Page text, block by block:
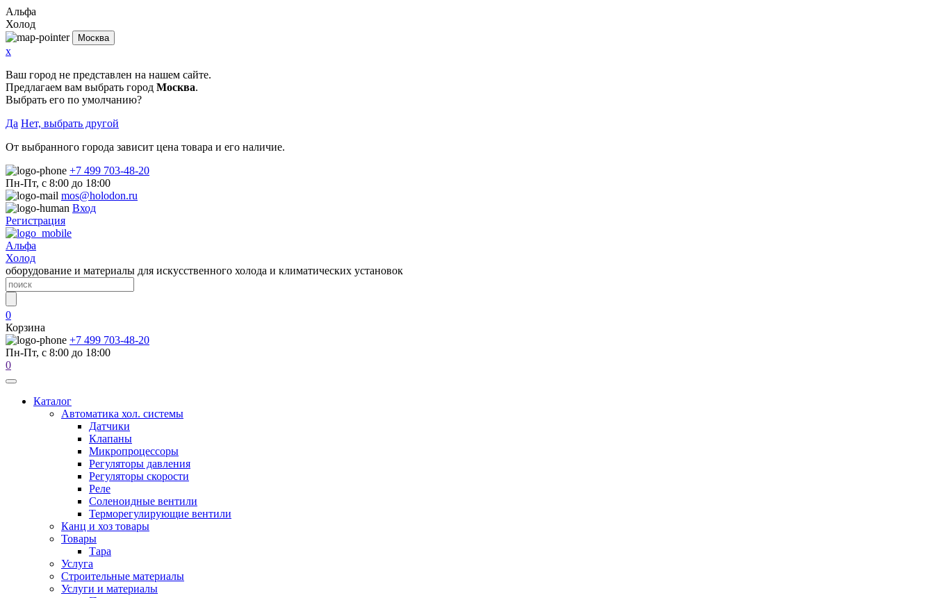
Альфа
Холод
Москва
x
Ваш город не представлен на нашем сайте.
Предлагаем вам выбрать город Москва.
Выбрать его по умолчанию?
Да Нет, выбрать другой
От выбранного города зависит цена товара и его наличие.
+7 499 703-48-20
Пн-Пт, с 8:00 до 18:00
mos@holodon.ru
Вход
Регистрация
Альфа
Холод
оборудование и материалы для искусственного холода и климатических установок
0
Корзина
+7 499 703-48-20
Пн-Пт, с 8:00 до 18:00
0
Каталог
Автоматика хол. системы
Датчики
Клапаны
Микропроцессоры
Регуляторы давления
Регуляторы скорости
Реле
Соленоидные вентили
Терморегулирующие вентили
Канц и хоз товары
Товары
Тара
Услуга
Строительные материалы
Услуги и материалы